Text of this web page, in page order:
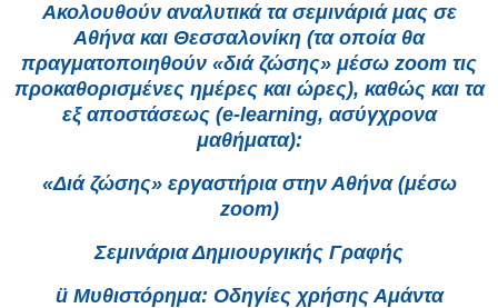
Ακολουθούν αναλυτικά τα σεμινάριά μας σε
Αθήνα και Θεσσαλονίκη (τα οποία θα
πραγματοποιηθούν «διά ζώσης» μέσω zoom τις
προκαθορισμένες ημέρες και ώρες), καθώς και τα
εξ αποστάσεως (e-learning, ασύγχρονα
μαθήματα):
«Διά ζώσης» εργαστήρια στην Αθήνα (μέσω
zoom)
Σεμινάρια Δημιουργικής Γραφής
ü Μυθιστόρημα: Οδηγίες χρήσης Αμάντα